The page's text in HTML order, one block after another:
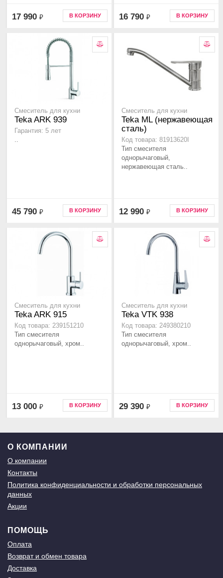
17 990 ₽ В КОРЗИНУ 16 790 ₽ В КОРЗИНУ
Смеситель для кухни
Teka ARK 939
Гарантия: 5 лет
..
45 790 ₽ В КОРЗИНУ
Смеситель для кухни
Teka ML (нержавеющая
сталь)
Код товара: 81913620I
Тип смесителя
однорычаговый,
нержавеющая сталь..
12 990 ₽ В КОРЗИНУ
Смеситель для кухни
Teka ARK 915
Код товара: 239151210
Тип смесителя
однорычаговый, хром..
13 000 ₽ В КОРЗИНУ
Смеситель для кухни
Teka VTK 938
Код товара: 249380210
Тип смесителя
однорычаговый, хром..
29 390 ₽ В КОРЗИНУ
О КОМПАНИИ
О компании
Контакты
Политика конфиденциальности и обработки персональных
данных
Акции
ПОМОЩЬ
Оплата
Возврат и обмен товара
Доставка